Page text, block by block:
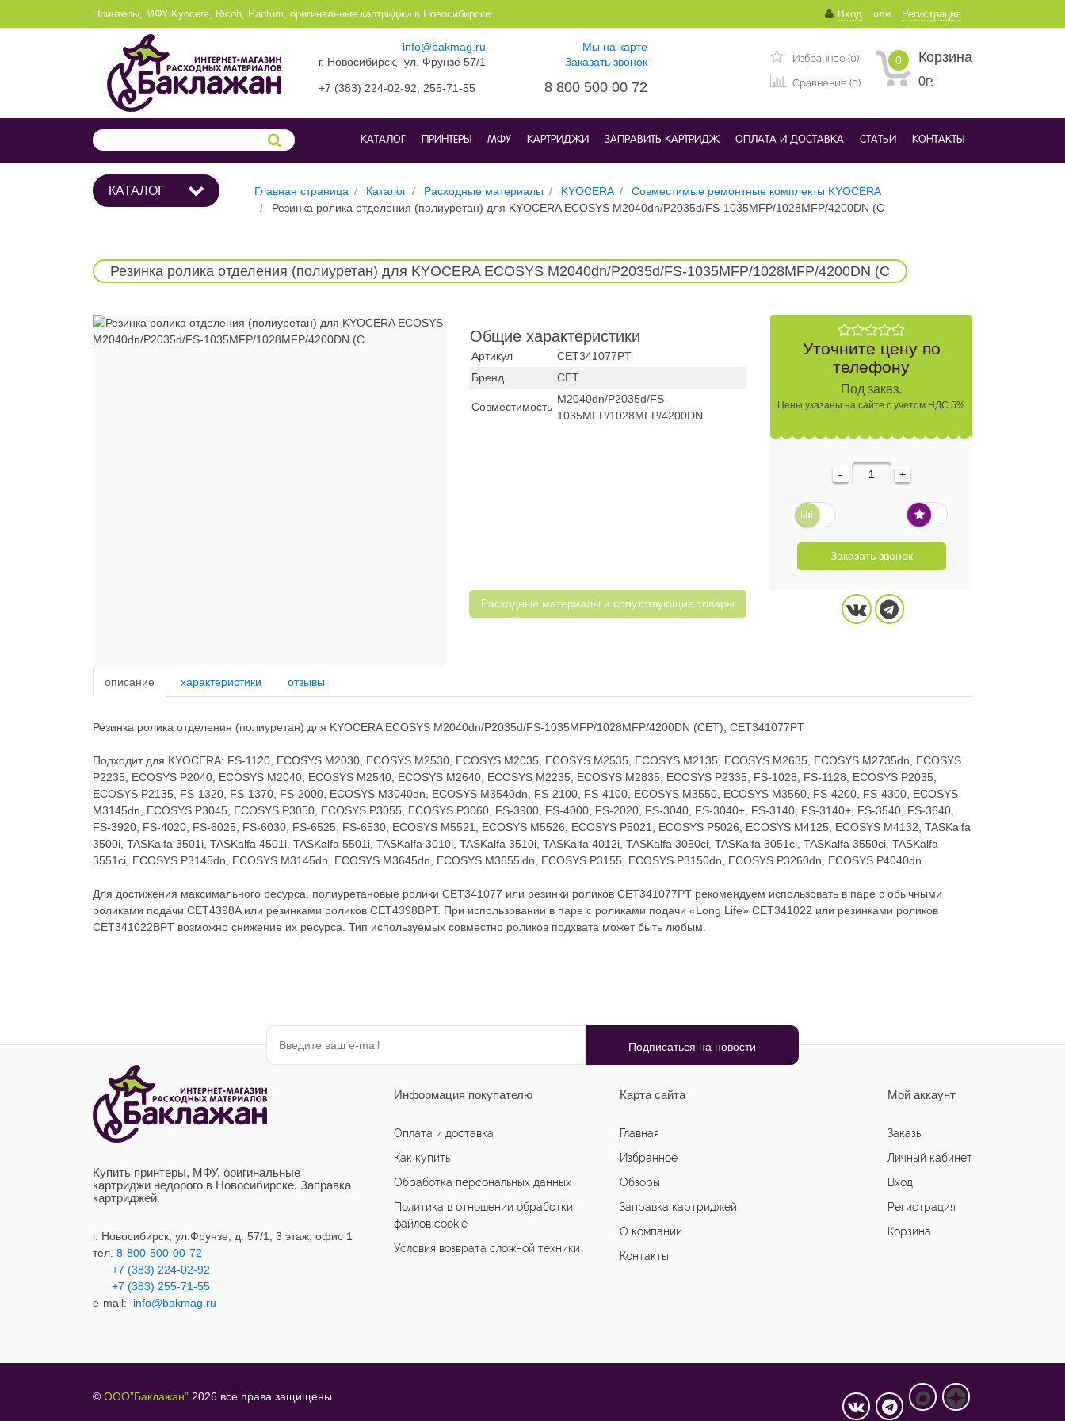
Принтеры, МФУ Kyocera, Ricoh, Pantum, оригинальные картриджи в Новосибирске. Вход или Регистрация
info@bakmag.ru
г. Новосибирск, ул. Фрунзе 57/1
+7 (383) 224-02-92, 255-71-55
Мы на карте
Заказать звонок
8 800 500 00 72
Избранное (0)
Сравнение (0)
0 Корзина
0Р.
КАТАЛОГ ПРИНТЕРЫ МФУ КАРТРИДЖИ ЗАПРАВИТЬ КАРТРИДЖ ОПЛАТА И ДОСТАВКА СТАТЬИ КОНТАКТЫ
КАТАЛОГ Главная страница Каталог Расходные материалы KYOCERA
Совместимые ремонтные комплекты KYOCERA
Резинка ролика отделения (полиуретан) для KYOCERA ECOSYS M2040dn/P2035d/FS-1035MFP/1028MFP/4200DN (C
Резинка ролика отделения (полиуретан) для KYOCERA ECOSYS M2040dn/P2035d/FS-1035MFP/1028MFP/4200DN (C
Общие характеристики
Артикул
CET341077PT
Бренд
CET
Совместимость
M2040dn/P2035d/FS-
1035MFP/1028MFP/4200DN
Расходные материалы и cопутствующие товары
Уточните цену по
телефону
Под заказ.
Цены указаны на сайте с учетом НДС 5%
- +
Заказать звонок
описание характеристики отзывы
Резинка ролика отделения (полиуретан) для KYOCERA ECOSYS M2040dn/P2035d/FS-1035MFP/1028MFP/4200DN (CET), CET341077PT
Подходит для KYOCERA: FS-1120, ECOSYS M2030, ECOSYS M2530, ECOSYS M2035, ECOSYS M2535, ECOSYS M2135, ECOSYS M2635, ECOSYS M2735dn, ECOSYS
P2235, ECOSYS P2040, ECOSYS M2040, ECOSYS M2540, ECOSYS M2640, ECOSYS M2235, ECOSYS M2835, ECOSYS P2335, FS-1028, FS-1128, ECOSYS P2035,
ECOSYS P2135, FS-1320, FS-1370, FS-2000, ECOSYS M3040dn, ECOSYS M3540dn, FS-2100, FS-4100, ECOSYS M3550, ECOSYS M3560, FS-4200, FS-4300, ECOSYS
M3145dn, ECOSYS P3045, ECOSYS P3050, ECOSYS P3055, ECOSYS P3060, FS-3900, FS-4000, FS-2020, FS-3040, FS-3040+, FS-3140, FS-3140+, FS-3540, FS-3640,
FS-3920, FS-4020, FS-6025, FS-6030, FS-6525, FS-6530, ECOSYS M5521, ECOSYS M5526, ECOSYS P5021, ECOSYS P5026, ECOSYS M4125, ECOSYS M4132, TASKalfa
3500i, TASKalfa 3501i, TASKalfa 4501i, TASKalfa 5501i, TASKalfa 3010i, TASKalfa 3510i, TASKalfa 4012i, TASKalfa 3050ci, TASKalfa 3051ci, TASKalfa 3550ci, TASKalfa
3551ci, ECOSYS P3145dn, ECOSYS M3145dn, ECOSYS M3645dn, ECOSYS M3655idn, ECOSYS P3155, ECOSYS P3150dn, ECOSYS P3260dn, ECOSYS P4040dn.
Для достижения максимального ресурса, полиуретановые ролики CET341077 или резинки роликов CET341077PT рекомендуем использовать в паре с обычными
роликами подачи CET4398A или резинками роликов CET4398BPT. При использовании в паре с роликами подачи «Long Life» CET341022 или резинками роликов
CET341022BPT возможно снижение их ресурса. Тип используемых совместно роликов подхвата может быть любым.
Купить принтеры, МФУ, оригинальные
картриджи недорого в Новосибирске. Заправка
картриджей.
г. Новосибирск, ул.Фрунзе, д. 57/1, 3 этаж, офис 1
тел. 8-800-500-00-72
+7 (383) 224-02-92
+7 (383) 255-71-55
e-mail: info@bakmag.ru
Информация покупателю
Оплата и доставка
Как купить
Обработка персональных данных
Политика в отношении обработки
файлов cookie
Условия возврата сложной техники
Карта сайта
Главная
Избранное
Обзоры
Заправка картриджей
О компании
Контакты
Мой аккаунт
Заказы
Личный кабинет
Вход
Регистрация
Корзина
© ООО”Баклажан” 2026 все права защищены